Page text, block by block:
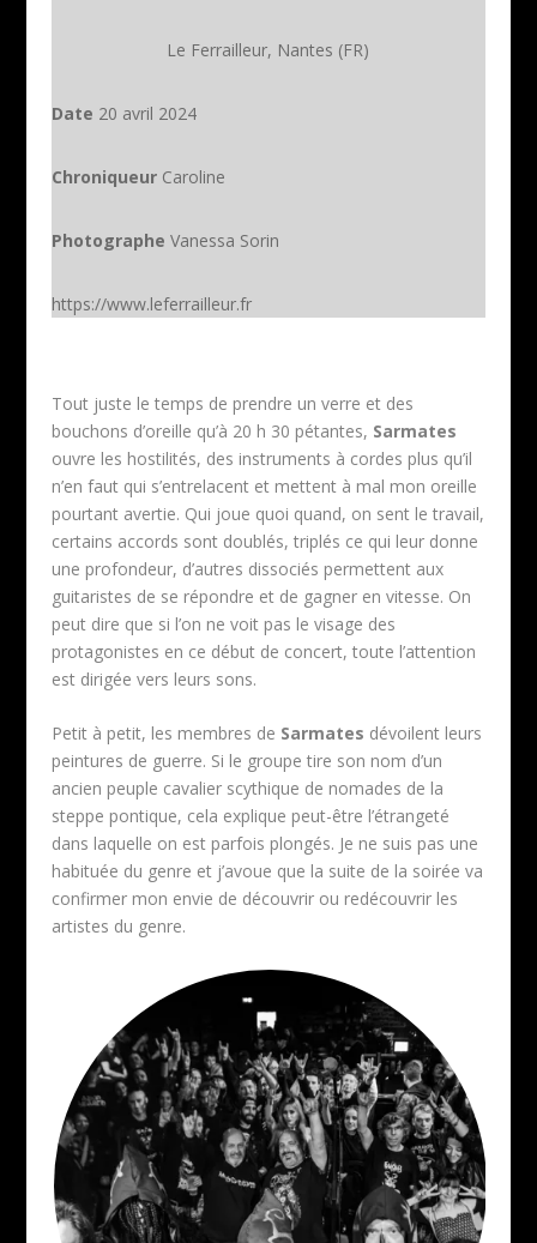
Le Ferrailleur, Nantes (FR)
Date 20 avril 2024
ChroniqueurCaroline
Photographe Vanessa Sorin
https://www.leferrailleur.fr
Tout juste le temps de prendre un verre et des
bouchons d’oreille qu’à 20 h 30 pétantes, Sarmates
ouvre les hostilités, des instruments à cordes plus qu’il
n’en faut qui s’entrelacent et mettent à mal mon oreille
pourtant avertie. Qui joue quoi quand, on sent le travail,
certains accords sont doublés, triplés ce qui leur donne
une profondeur, d’autres dissociés permettent aux
guitaristes de se répondre et de gagner en vitesse. On
peut dire que si l’on ne voit pas le visage des
protagonistes en ce début de concert, toute l’attention
est dirigée vers leurs sons.
Petit à petit, les membres de Sarmates dévoilent leurs
peintures de guerre. Si le groupe tire son nom d’un
ancien peuple cavalier scythique de nomades de la
steppe pontique, cela explique peut-être l’étrangeté
dans laquelle on est parfois plongés. Je ne suis pas une
habituée du genre et j’avoue que la suite de la soirée va
confirmer mon envie de découvrir ou redécouvrir les
artistes du genre.